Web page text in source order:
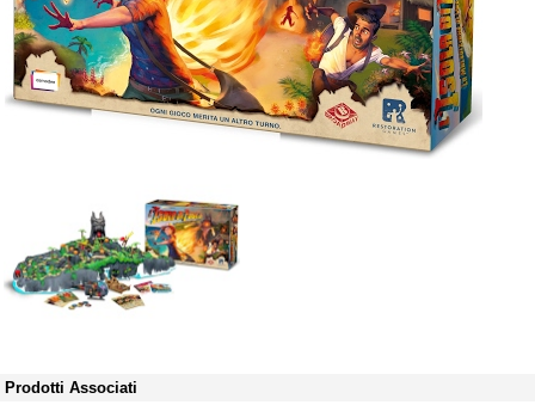
Prodotti Associati